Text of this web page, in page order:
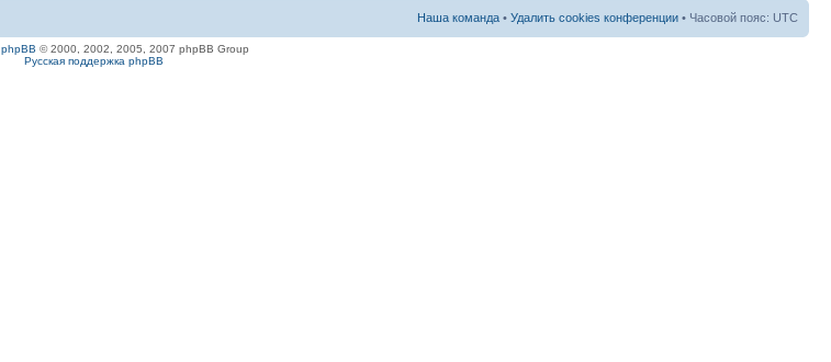
Наша команда • Удалить cookies конференции • Часовой пояс: UTC
phpBB © 2000, 2002, 2005, 2007 phpBB Group
Русская поддержка phpBB